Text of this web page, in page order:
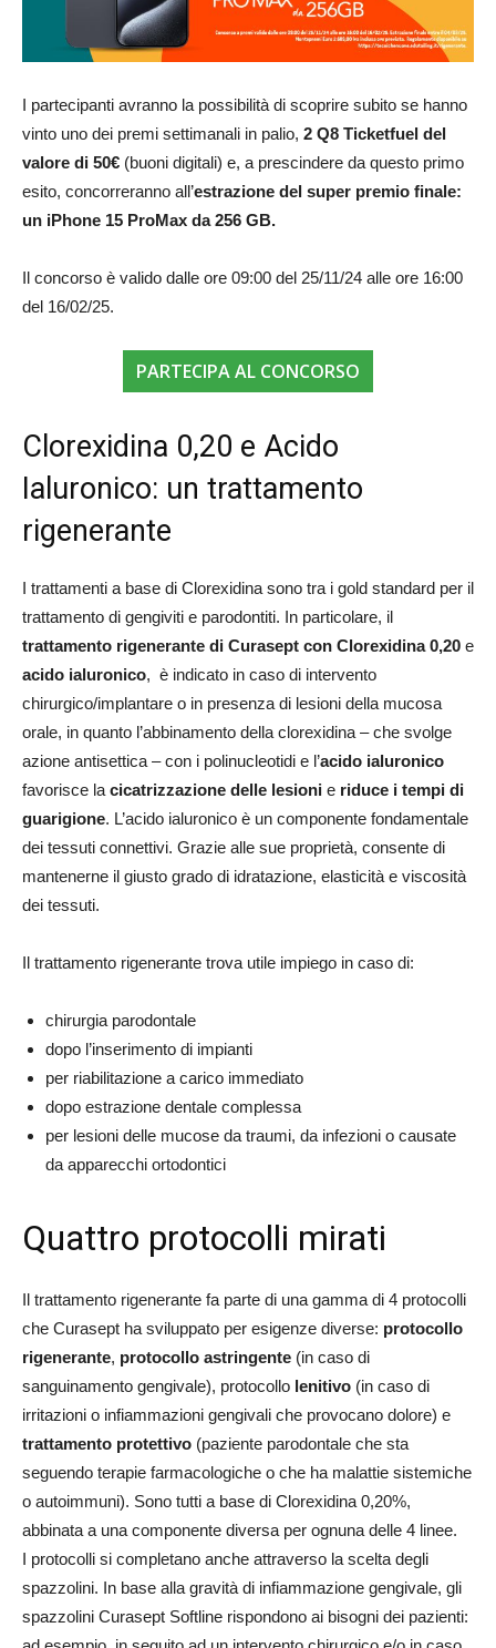
I partecipanti avranno la possibilità di scoprire subito se hanno
vinto uno dei premi settimanali in palio, 2 Q8 Ticketfuel del
valore di 50€ (buoni digitali) e, a prescindere da questo primo
esito, concorreranno all’estrazione del super premio finale:
un iPhone 15 ProMax da 256 GB.
Il concorso è valido dalle ore 09:00 del 25/11/24 alle ore 16:00
del 16/02/25.
PARTECIPA AL CONCORSO
Clorexidina 0,20 e Acido
Ialuronico: un trattamento
rigenerante
I trattamenti a base di Clorexidina sono tra i gold standard per il
trattamento di gengiviti e parodontiti. In particolare, il
trattamento rigenerante di Curasept con Clorexidina 0,20 e
acido ialuronico, è indicato in caso di intervento
chirurgico/implantare o in presenza di lesioni della mucosa
orale, in quanto l’abbinamento della clorexidina – che svolge
azione antisettica – con i polinucleotidi e l’acido ialuronico
favorisce la cicatrizzazione delle lesioni e riduce i tempi di
guarigione. L’acido ialuronico è un componente fondamentale
dei tessuti connettivi. Grazie alle sue proprietà, consente di
mantenerne il giusto grado di idratazione, elasticità e viscosità
dei tessuti.
Il trattamento rigenerante trova utile impiego in caso di:
chirurgia parodontale
dopo l’inserimento di impianti
per riabilitazione a carico immediato
dopo estrazione dentale complessa
per lesioni delle mucose da traumi, da infezioni o causate
da apparecchi ortodontici
Quattro protocolli mirati
Il trattamento rigenerante fa parte di una gamma di 4 protocolli
che Curasept ha sviluppato per esigenze diverse: protocollo
rigenerante, protocollo astringente (in caso di
sanguinamento gengivale), protocollo lenitivo (in caso di
irritazioni o infiammazioni gengivali che provocano dolore) e
trattamento protettivo (paziente parodontale che sta
seguendo terapie farmacologiche o che ha malattie sistemiche
o autoimmuni). Sono tutti a base di Clorexidina 0,20%,
abbinata a una componente diversa per ognuna delle 4 linee.
I protocolli si completano anche attraverso la scelta degli
spazzolini. In base alla gravità di infiammazione gengivale, gli
spazzolini Curasept Softline rispondono ai bisogni dei pazienti: